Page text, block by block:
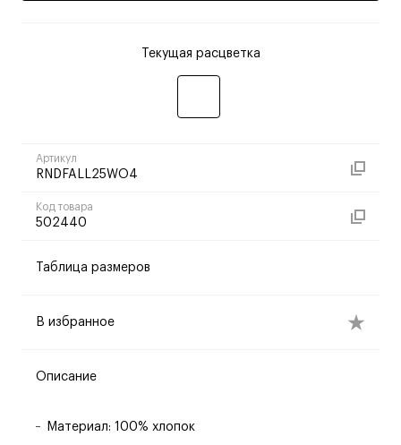
Текущая расцветка
Артикул
RNDFALL25WO4
Код товара
502440
Таблица размеров
В избранное
Описание
Материал: 100% хлопок